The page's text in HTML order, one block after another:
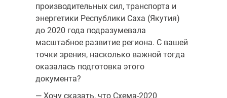
производительных сил, транспорта и
энергетики Республики Саха (Якутия)
до 2020 года подразумевала
масштабное развитие региона. С вашей
точки зрения, насколько важной тогда
оказалась подготовка этого
документа?
— Хочу сказать, что Схема-2020